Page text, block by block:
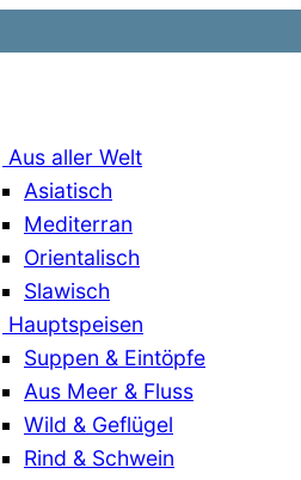
Aus aller Welt
Asiatisch
Mediterran
Orientalisch
Slawisch
Hauptspeisen
Suppen & Eintöpfe
Aus Meer & Fluss
Wild & Geflügel
Rind & Schwein